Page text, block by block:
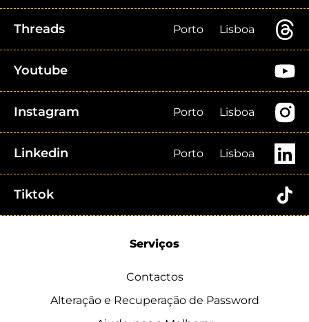
Threads Porto Lisboa
Youtube
Instagram Porto Lisboa
Linkedin Porto Lisboa
Tiktok
Serviços
Contactos
Alteração e Recuperação de Password